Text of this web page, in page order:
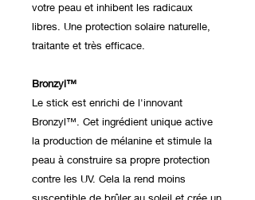
votre peau et inhibent les radicaux
libres. Une protection solaire naturelle,
traitante et très efficace.
Bronzyl™
Le stick est enrichi de l'innovant
Bronzyl™. Cet ingrédient unique active
la production de mélanine et stimule la
peau à construire sa propre protection
contre les UV. Cela la rend moins